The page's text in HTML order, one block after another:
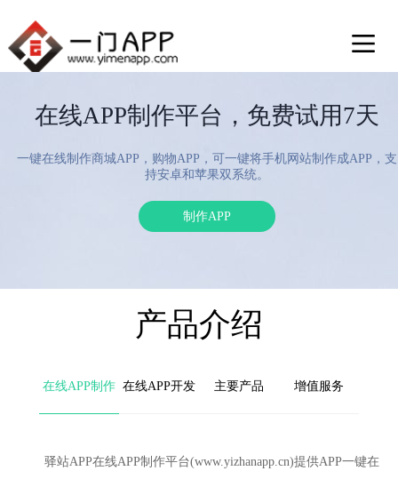
在线APP制作平台，免费试用7天
一键在线制作商城APP，购物APP，可一键将手机网站制作成APP，支
持安卓和苹果双系统。
制作APP
产品介绍
在线APP制作 在线APP开发 主要产品 增值服务
驿站APP在线APP制作平台(www.yizhanapp.cn)提供APP一键在